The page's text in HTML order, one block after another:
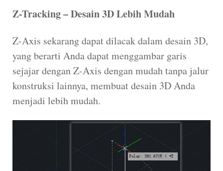
Z-Tracking – Desain 3D Lebih Mudah
Z-Axis sekarang dapat dilacak dalam desain 3D,
yang berarti Anda dapat menggambar garis
sejajar dengan Z-Axis dengan mudah tanpa jalur
konstruksi lainnya, membuat desain 3D Anda
menjadi lebih mudah.